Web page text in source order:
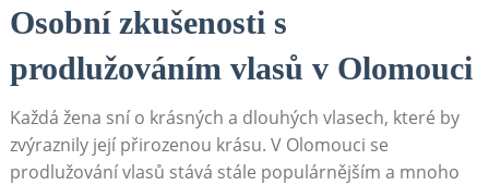
Osobní zkušenosti s
prodlužováním vlasů v Olomouci
Každá žena sní o krásných a dlouhých vlasech, které by
zvýraznily její přirozenou krásu. V Olomouci se
prodlužování vlasů stává stále populárnějším a mnoho